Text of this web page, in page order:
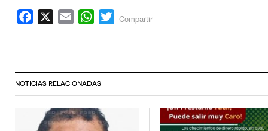
Facebook Email WhatsApp
Twitter
Compartir
NOTICIAS RELACIONADAS